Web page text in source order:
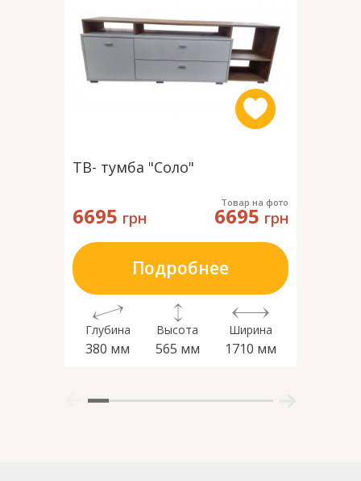
ТВ- тумба "Соло"
6695 грн
Товар на фото
6695 грн
Подробнее
Глубина
380 мм
Высота
565 мм
Ширина
1710 мм